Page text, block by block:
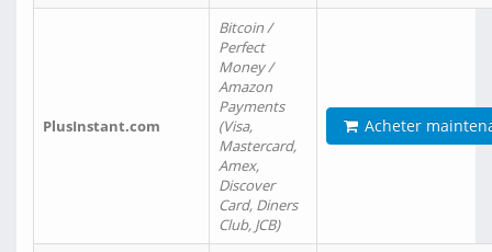
PlusInstant.com
Bitcoin /
Perfect
Money /
Amazon
Payments
(Visa,
Mastercard,
Amex,
Discover
Card, Diners
Club, JCB)
Acheter